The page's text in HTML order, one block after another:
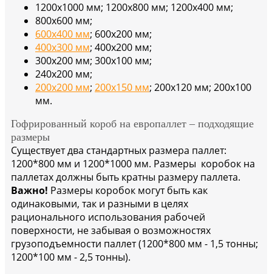
1200х1000 мм; 1200х800 мм; 1200х400 мм;
800х600 мм;
600х400 мм; 600х200 мм;
400х300 мм; 400х200 мм;
300х200 мм; 300х100 мм;
240х200 мм;
200х200 мм; 200х150 мм; 200х120 мм; 200х100
мм.
Гофрированный короб на европаллет – подходящие
размеры
Существует два стандартных размера паллет:
1200*800 мм и 1200*1000 мм. Размеры коробок на
паллетах должны быть кратны размеру паллета.
Важно! Размеры коробок могут быть как
одинаковыми, так и разными в целях
рационального использования рабочей
поверхности, не забывая о возможностях
грузоподъемности паллет (1200*800 мм - 1,5 тонны;
1200*100 мм - 2,5 тонны).